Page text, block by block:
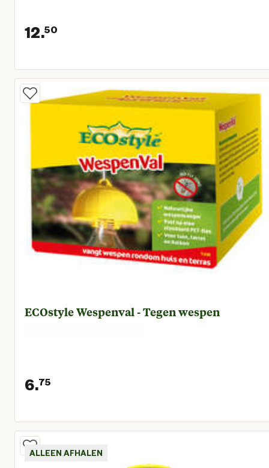
12.50
Huidige prijs € 12,50
ECOstyle Wespenval - Tegen wespen
6.75
Huidige prijs € 6,75
ALLEEN AFHALEN